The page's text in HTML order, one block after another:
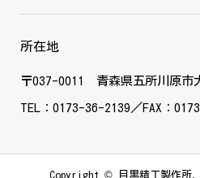
所在地
〒037-0011 青森県五所川原市
TEL：0173-36-2139／FAX：
Copyright ©目黒精工製作所